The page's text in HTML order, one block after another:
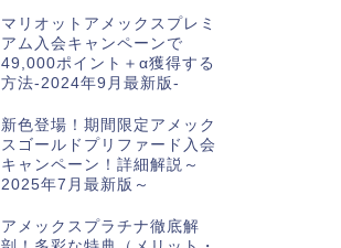
マリオットアメックスプレミ
アム入会キャンペーンで
49,000ポイント＋α獲得する
方法-2024年9月最新版-
新色登場！期間限定アメック
スゴールドプリファード入会
キャンペーン！詳細解説～
2025年7月最新版～
アメックスプラチナ徹底解